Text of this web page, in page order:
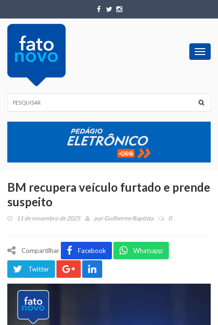
BM recupera veículo furtado e prende
suspeito
11 de novembro de 2025 porGuilherme Baptista 0
Compartilhar Facebook Whatsapp
Twitter